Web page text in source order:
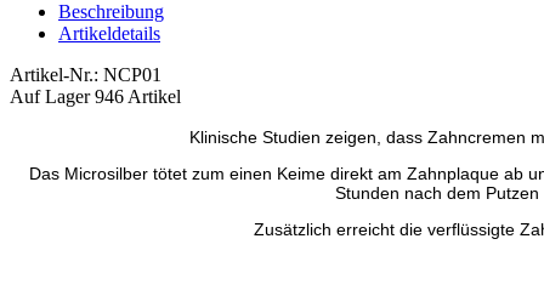
Beschreibung
Artikeldetails
Artikel-Nr.: NCP01
Auf Lager 946 Artikel
Klinische Studien zeigen, dass Zahncremen
Das Microsilber tötet zum einen Keime direkt am Zahnplaque ab
Stunden nach dem
Zusätzlich erreicht die verflüssigte